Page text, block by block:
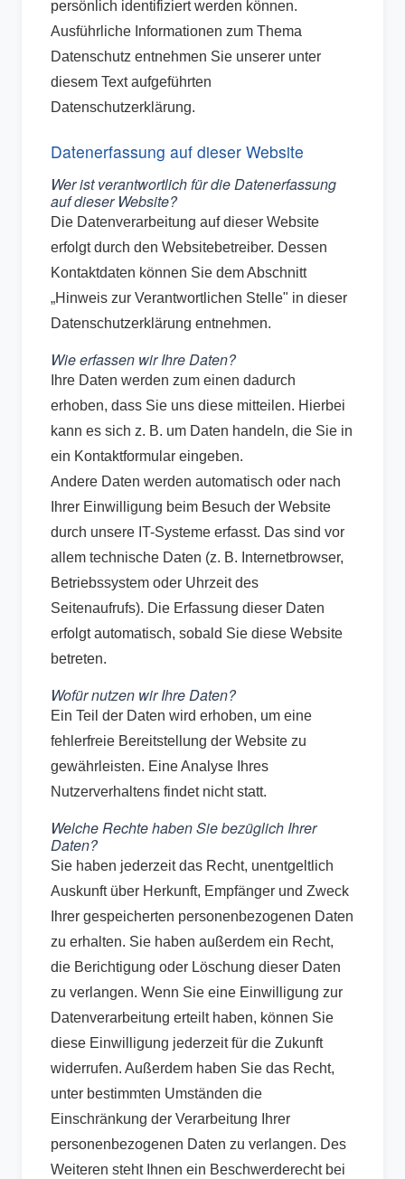
persönlich identifiziert werden können.
Ausführliche Informationen zum Thema
Datenschutz entnehmen Sie unserer unter
diesem Text aufgeführten
Datenschutzerklärung.
Datenerfassung auf dieser Website
Wer ist verantwortlich für die Datenerfassung
auf dieser Website?
Die Datenverarbeitung auf dieser Website
erfolgt durch den Websitebetreiber. Dessen
Kontaktdaten können Sie dem Abschnitt
„Hinweis zur Verantwortlichen Stelle" in dieser
Datenschutzerklärung entnehmen.
Wie erfassen wir Ihre Daten?
Ihre Daten werden zum einen dadurch
erhoben, dass Sie uns diese mitteilen. Hierbei
kann es sich z. B. um Daten handeln, die Sie in
ein Kontaktformular eingeben.
Andere Daten werden automatisch oder nach
Ihrer Einwilligung beim Besuch der Website
durch unsere IT-Systeme erfasst. Das sind vor
allem technische Daten (z. B. Internetbrowser,
Betriebssystem oder Uhrzeit des
Seitenaufrufs). Die Erfassung dieser Daten
erfolgt automatisch, sobald Sie diese Website
betreten.
Wofür nutzen wir Ihre Daten?
Ein Teil der Daten wird erhoben, um eine
fehlerfreie Bereitstellung der Website zu
gewährleisten. Eine Analyse Ihres
Nutzerverhaltens findet nicht statt.
Welche Rechte haben Sie bezüglich Ihrer
Daten?
Sie haben jederzeit das Recht, unentgeltlich
Auskunft über Herkunft, Empfänger und Zweck
Ihrer gespeicherten personenbezogenen Daten
zu erhalten. Sie haben außerdem ein Recht,
die Berichtigung oder Löschung dieser Daten
zu verlangen. Wenn Sie eine Einwilligung zur
Datenverarbeitung erteilt haben, können Sie
diese Einwilligung jederzeit für die Zukunft
widerrufen. Außerdem haben Sie das Recht,
unter bestimmten Umständen die
Einschränkung der Verarbeitung Ihrer
personenbezogenen Daten zu verlangen. Des
Weiteren steht Ihnen ein Beschwerderecht bei